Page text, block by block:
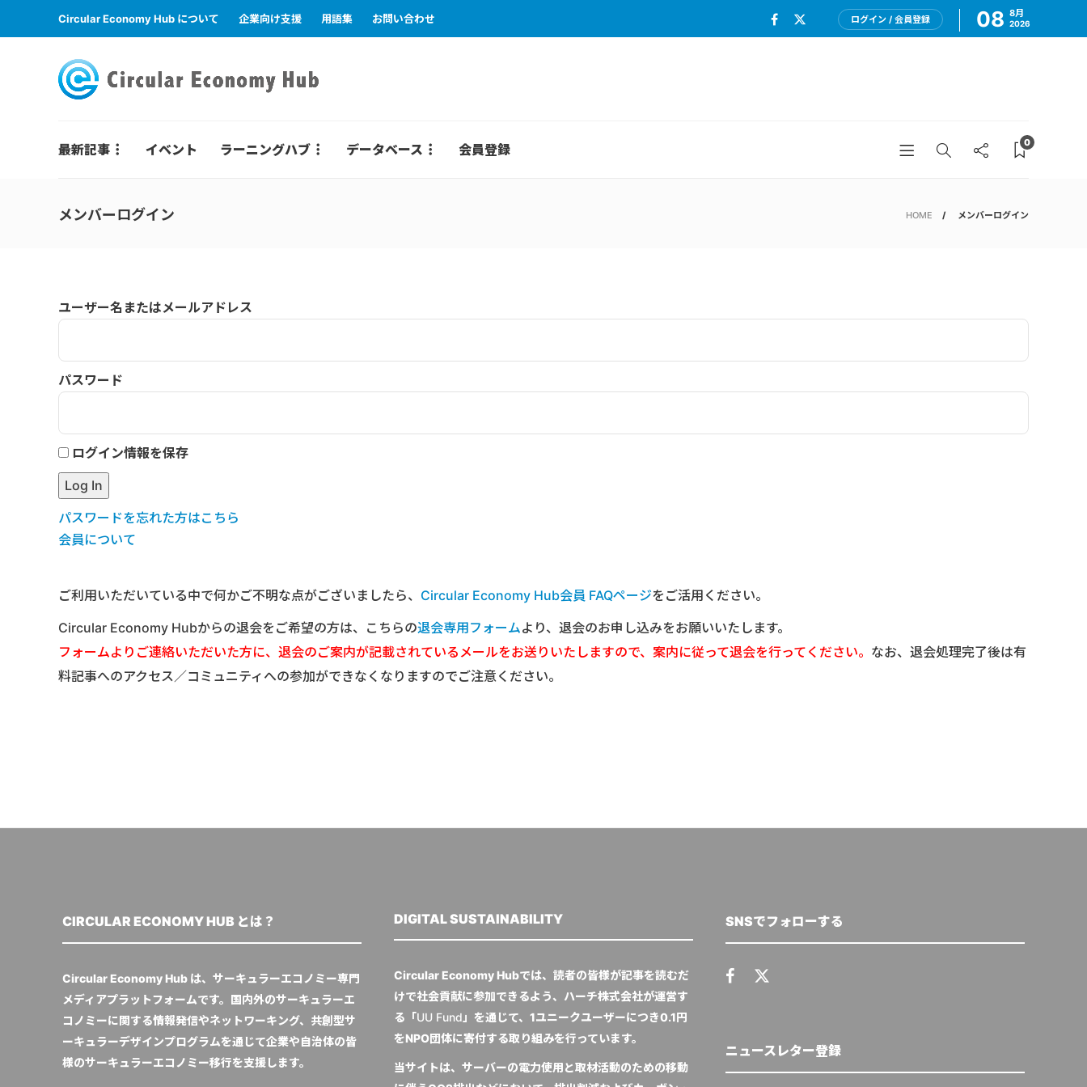
Circular Economy Hub について 企業向け支援 用語集 お問い合わせ ログイン / 会員登録 08 8月
2026
最新記事 イベント ラーニングハブ データベース 会員登録 0
メンバーログイン HOME メンバーログイン
ユーザー名またはメールアドレス
パスワード
ログイン情報を保存
パスワードを忘れた方はこちら
会員について
ご利用いただいている中で何かご不明な点がございましたら、 Circular Economy Hub会員 FAQページをご活用ください。
Circular Economy Hubからの退会をご希望の方は、こちらの退会専用フォームより、退会のお申し込みをお願いいたします。
フォームよりご連絡いただいた方に、退会のご案内が記載されているメールをお送りいたしますので、案内に従って退会を行ってください。 なお、退会処理完了後は有
料記事へのアクセス／コミュニティへの参加ができなくなりますのでご注意ください。
CIRCULAR ECONOMY HUB とは？
Circular Economy Hub は、サーキュラーエコノミー専門
メディアプラットフォームです。国内外のサーキュラーエ
コノミーに関する情報発信やネットワーキング、共創型サ
ーキュラーデザインプログラムを通じて企業や自治体の皆
様のサーキュラーエコノミー移行を支援します。
DIGITAL SUSTAINABILITY
Circular Economy Hubでは、読者の皆様が記事を読むだ
けで社会貢献に参加できるよう、ハーチ株式会社が運営す
る「UU Fund 」を通じて、1ユニークユーザーにつき0.1円
をNPO団体に寄付する取り組みを行っています。
当サイトは、サーバーの電力使用と取材活動のための移動
SNSでフォローする
ニュースレター登録